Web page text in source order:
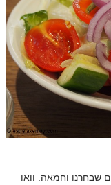
וחמאה. וואו